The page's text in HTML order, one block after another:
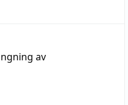
av